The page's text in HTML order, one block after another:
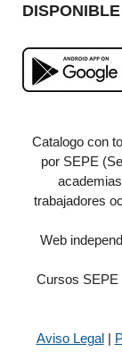
Catalogo con
por SEPE
trabajadores
Web
Cursos SEPE
Aviso Legal|